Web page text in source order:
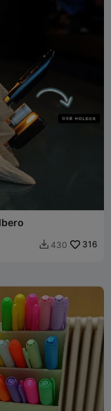
 430 316